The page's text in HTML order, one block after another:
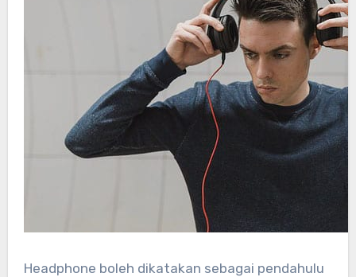
Headphone boleh dikatakan sebagai pendahulu